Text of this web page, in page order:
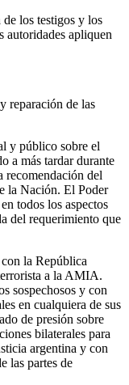
los testigos y los
autoridades apliquen
reparación de las
y público sobre el
a más tardar durante
recomendación del
la Nación. El Poder
todos los aspectos
del requerimiento que
la República
a la AMIA.
sospechosos y con
en cualquiera de sus
de presión sobre
bilaterales para
argentina y con
las partes de